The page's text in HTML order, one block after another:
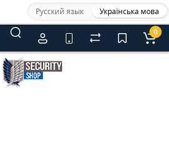
Русский язык Українська мова
0